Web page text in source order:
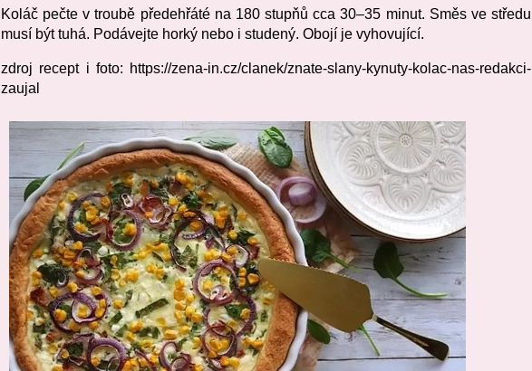
Koláč pečte v troubě předehřáté na 180 stupňů cca 30–35 minut. Směs ve středu
musí být tuhá. Podávejte horký nebo i studený. Obojí je vyhovující.
zdroj recept i foto: https://zena-in.cz/clanek/znate-slany-kynuty-kolac-nas-redakci-
zaujal